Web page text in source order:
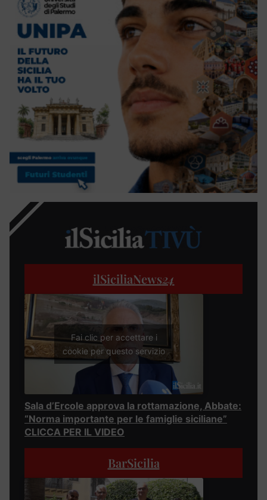
ilSiciliaNews24
Fai clic per accettare i
cookie per questo servizio
Sala d’Ercole approva la rottamazione, Abbate:
“Norma importante per le famiglie siciliane”
CLICCA PER IL VIDEO
BarSicilia